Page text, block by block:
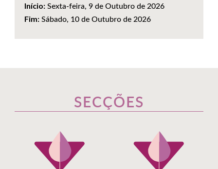
Início: Sexta-feira, 9 de Outubro de 2026
Fim: Sábado, 10 de Outubro de 2026
SECÇÕES